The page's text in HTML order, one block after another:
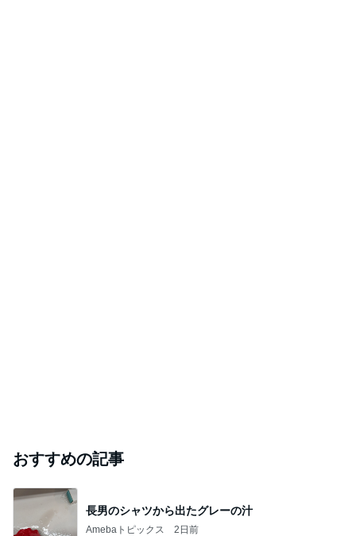
おすすめの記事
長男のシャツから出たグレーの汁
Amebaトピックス 2日前